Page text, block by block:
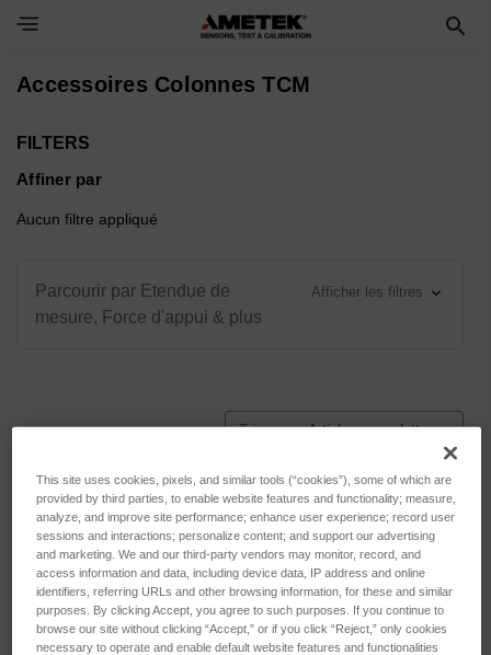
Toggle Navigation Menu
Accessoires Colonnes TCM
FILTERS
Affiner par
Aucun filtre appliqué
Parcourir par Etendue de
mesure, Force d'appui & plus
Afficher les filtres
Trier par :
This site uses cookies, pixels, and similar tools (“cookies”), some of which are
provided by third parties, to enable website features and functionality; measure,
analyze, and improve site performance; enhance user experience; record user
sessions and interactions; personalize content; and support our advertising
and marketing. We and our third-party vendors may monitor, record, and
access information and data, including device data, IP address and online
identifiers, referring URLs and other browsing information, for these and similar
purposes. By clicking Accept, you agree to such purposes. If you continue to
browse our site without clicking “Accept,” or if you click “Reject,” only cookies
necessary to operate and enable default website features and functionalities